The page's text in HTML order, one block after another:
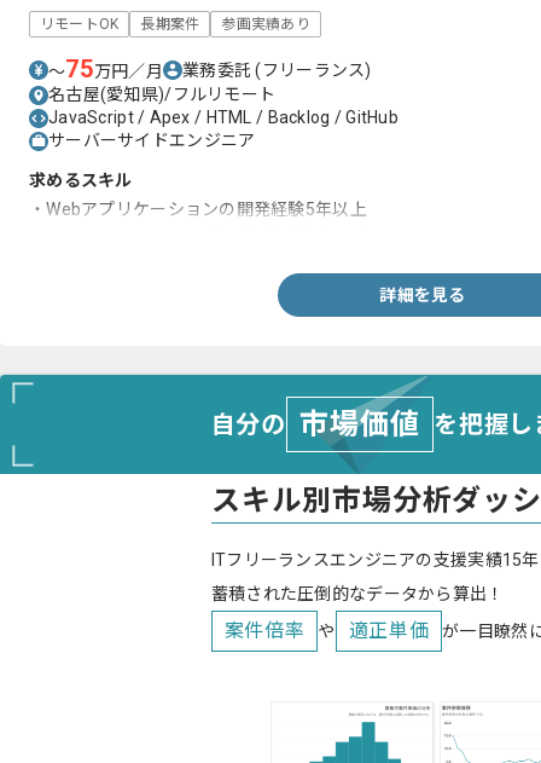
リモートOK 長期案件 参画実績あり
〜75万円／月 業務委託(フリーランス)
名古屋(愛知県)/フルリモート
JavaScript / Apex / HTML / Backlog / GitHub
サーバーサイドエンジニア
求めるスキル
・Webアプリケーションの開発経験5年以上
詳細を見る
自分の 市場価値 を把握
スキル別市場分析ダッ
ITフリーランスエンジニアの支援実績15
蓄積された圧倒的なデータから算出！
案件倍率 や 適正単価 が一目瞭然